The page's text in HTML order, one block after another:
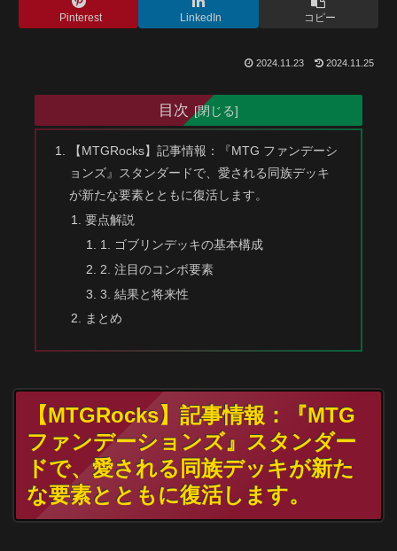
Pinterest LinkedIn コピー
2024.11.23 2024.11.25
目次
【MTGRocks】記事情報：『MTG ファンデーシ
ョンズ』スタンダードで、愛される同族デッキ
が新たな要素とともに復活します。
要点解説
1. ゴブリンデッキの基本構成
2. 注目のコンボ要素
3. 結果と将来性
まとめ
【MTGRocks】記事情報：『MTG
ファンデーションズ』スタンダー
ドで、愛される同族デッキが新た
な要素とともに復活します。